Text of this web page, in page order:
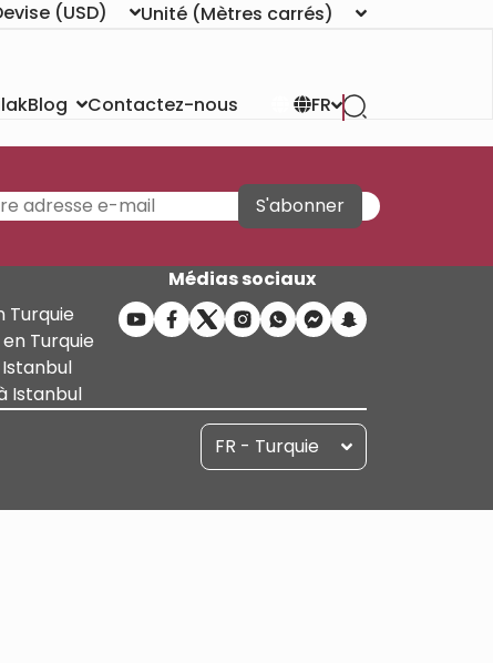
(USD) Unité (Mètres carrés)
Blog Contactez-nous FR
S'abonner
Turquie
Turquie
Istanbul
Médias sociaux
FR - Turquie